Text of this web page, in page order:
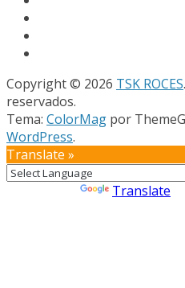
Copyright © 2026 TSK ROCES
reservados.
Tema: ColorMag por
WordPress.
Translate »
Translate